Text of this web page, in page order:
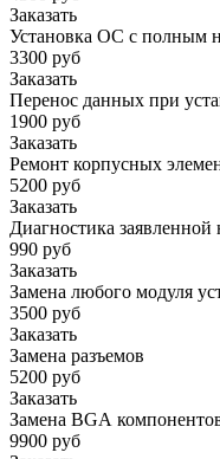
Заказать
Установка ОС с полным
3300 руб
Заказать
Перенос данных при
1900 руб
Заказать
Ремонт корпусных
5200 руб
Заказать
Диагностика заявленной
990 руб
Заказать
Замена любого модуля
3500 руб
Заказать
Замена разъемов
5200 руб
Заказать
Замена BGA
9900 руб